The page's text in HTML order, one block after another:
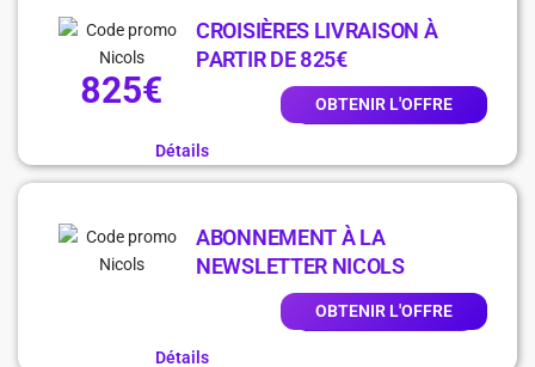
825€
CROISIÈRES LIVRAISON À
PARTIR DE 825€
OBTENIR L'OFFRE
Détails
ABONNEMENT À LA
NEWSLETTER NICOLS
OBTENIR L'OFFRE
Détails